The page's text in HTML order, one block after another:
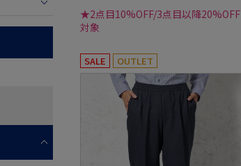
★2点目10%OFF/3点目以降20%OFF
対象
SALE OUTLET